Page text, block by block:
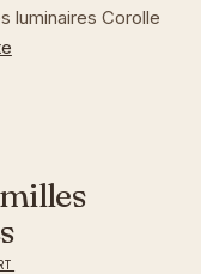
luminaires Corolle